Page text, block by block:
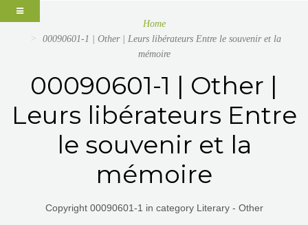
Home
00090601-1 | Other | Leurs libérateurs Entre le souvenir et la
mémoire
00090601-1 | Other |
Leurs libérateurs Entre
le souvenir et la
mémoire
Copyright 00090601-1 in category Literary - Other